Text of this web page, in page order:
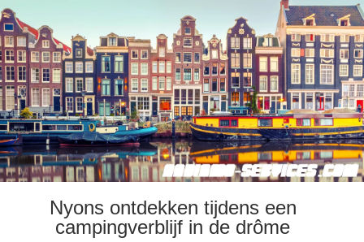
Nyons ontdekken tijdens een
campingverblijf in de drôme